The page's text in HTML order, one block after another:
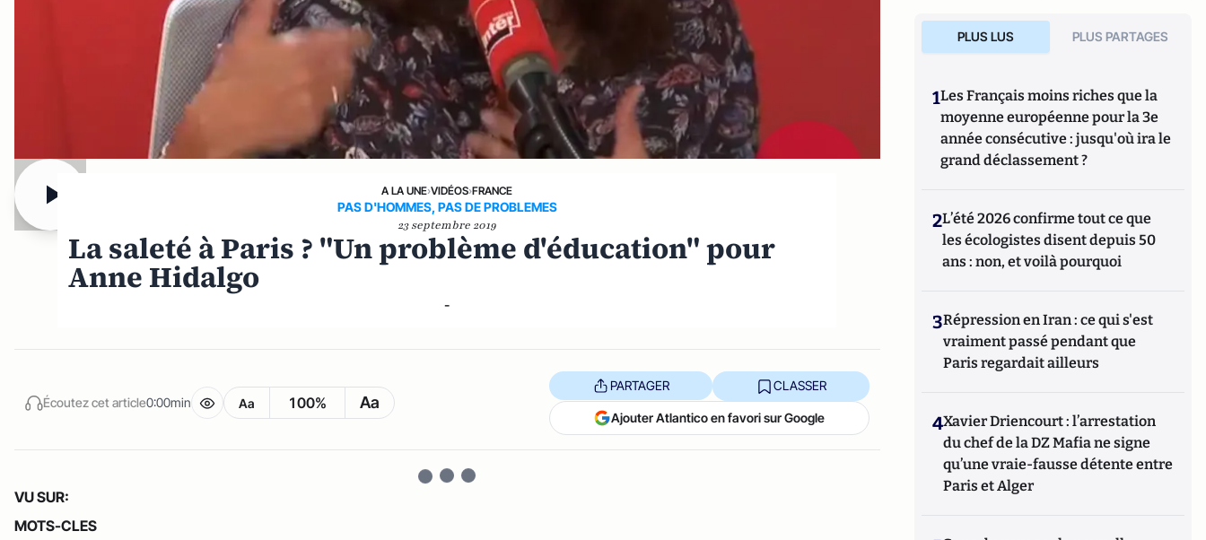
A LA UNE›VIDÉOS›FRANCE
PAS D'HOMMES, PAS DE PROBLEMES
23 septembre 2019
La saleté à Paris ? "Un problème d'éducation" pour
Anne Hidalgo
-
Écoutez cet article0:00min Aa 100% Aa
PARTAGER CLASSER
Ajouter Atlantico en favori sur Google
VU SUR:
MOTS-CLES
PLUS LUS PLUS PARTAGES
1Les Français moins riches que la
moyenne européenne pour la 3e
année consécutive : jusqu'où ira le
grand déclassement ?
2L’été 2026 confirme tout ce que
les écologistes disent depuis 50
ans : non, et voilà pourquoi
3Répression en Iran : ce qui s'est
vraiment passé pendant que
Paris regardait ailleurs
4Xavier Driencourt : l’arrestation
du chef de la DZ Mafia ne signe
qu’une vraie-fausse détente entre
Paris et Alger